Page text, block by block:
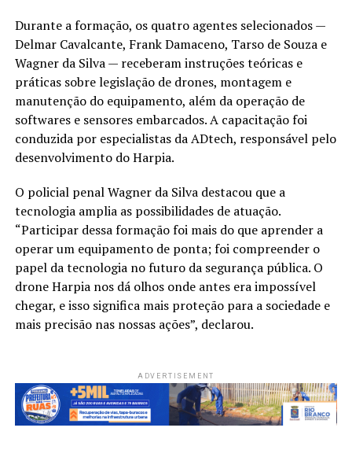
Durante a formação, os quatro agentes selecionados —
Delmar Cavalcante, Frank Damaceno, Tarso de Souza e
Wagner da Silva — receberam instruções teóricas e
práticas sobre legislação de drones, montagem e
manutenção do equipamento, além da operação de
softwares e sensores embarcados. A capacitação foi
conduzida por especialistas da ADtech, responsável pelo
desenvolvimento do Harpia.
O policial penal Wagner da Silva destacou que a
tecnologia amplia as possibilidades de atuação.
“Participar dessa formação foi mais do que aprender a
operar um equipamento de ponta; foi compreender o
papel da tecnologia no futuro da segurança pública. O
drone Harpia nos dá olhos onde antes era impossível
chegar, e isso significa mais proteção para a sociedade e
mais precisão nas nossas ações”, declarou.
ADVERTISEMENT